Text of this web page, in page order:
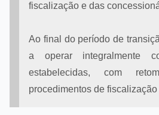
fiscalização e das
Ao final do período de
a operar integralmente
estabelecidas, com
procedimentos de